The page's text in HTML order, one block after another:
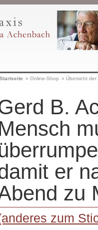
Startseite » Online-Shop » Übersicht
B.
er
zu
zum